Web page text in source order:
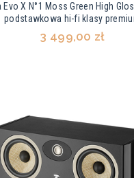
Evo X N°1 Moss Green High
podstawkowa hi-fi klasy
3 499,00 zł